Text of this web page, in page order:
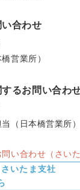
合わせ
営業所）
るお問い合わ
（⽇本橋営業所）
い合わせ（さいた
いたま支社